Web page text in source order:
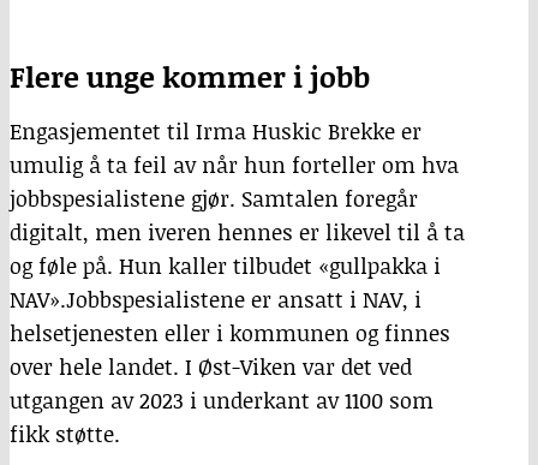
Flere unge kommer i jobb
Engasjementet til Irma Huskic Brekke er
umulig å ta feil av når hun forteller om hva
jobbspesialistene gjør. Samtalen foregår
digitalt, men iveren hennes er likevel til å ta
og føle på. Hun kaller tilbudet «gullpakka i
NAV».Jobbspesialistene er ansatt i NAV, i
helsetjenesten eller i kommunen og finnes
over hele landet. I Øst-Viken var det ved
utgangen av 2023 i underkant av 1100 som
fikk støtte.